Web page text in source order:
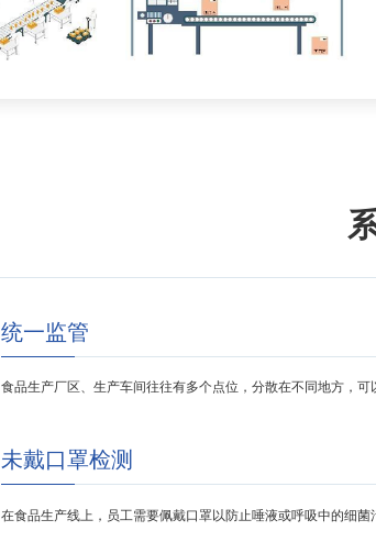
统一监管
食品生产厂区、生产车间往往有多个点位，分散在不同地方，可
未戴口罩检测
在食品生产线上，员工需要佩戴口罩以防止唾液或呼吸中的细